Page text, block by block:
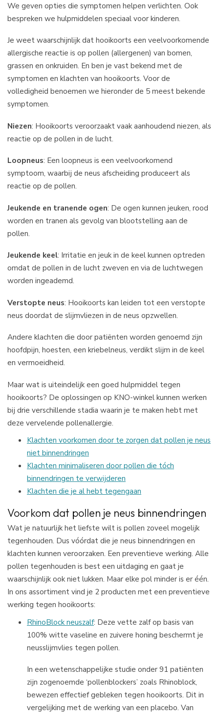
We geven opties die symptomen helpen verlichten. Ook
bespreken we hulpmiddelen speciaal voor kinderen.
Je weet waarschijnlijk dat hooikoorts een veelvoorkomende
allergische reactie is op pollen (allergenen) van bomen,
grassen en onkruiden. En ben je vast bekend met de
symptomen en klachten van hooikoorts. Voor de
volledigheid benoemen we hieronder de 5 meest bekende
symptomen.
Niezen: Hooikoorts veroorzaakt vaak aanhoudend niezen, als
reactie op de pollen in de lucht.
Loopneus: Een loopneus is een veelvoorkomend
symptoom, waarbij de neus afscheiding produceert als
reactie op de pollen.
Jeukende en tranende ogen: De ogen kunnen jeuken, rood
worden en tranen als gevolg van blootstelling aan de
pollen.
Jeukende keel: Irritatie en jeuk in de keel kunnen optreden
omdat de pollen in de lucht zweven en via de luchtwegen
worden ingeademd.
Verstopte neus: Hooikoorts kan leiden tot een verstopte
neus doordat de slijmvliezen in de neus opzwellen.
Andere klachten die door patiënten worden genoemd zijn
hoofdpijn, hoesten, een kriebelneus, verdikt slijm in de keel
en vermoeidheid.
Maar wat is uiteindelijk een goed hulpmiddel tegen
hooikoorts? De oplossingen op KNO-winkel kunnen werken
bij drie verschillende stadia waarin je te maken hebt met
deze vervelende pollenallergie.
Klachten voorkomen door te zorgen dat pollen je neus
niet binnendringen
Klachten minimaliseren door pollen die tóch
binnendringen te verwijderen
Klachten die je al hebt tegengaan
Voorkom dat pollen je neus binnendringen
Wat je natuurlijk het liefste wilt is pollen zoveel mogelijk
tegenhouden. Dus vóórdat die je neus binnendringen en
klachten kunnen veroorzaken. Een preventieve werking. Alle
pollen tegenhouden is best een uitdaging en gaat je
waarschijnlijk ook niet lukken. Maar elke pol minder is er één.
In ons assortiment vind je 2 producten met een preventieve
werking tegen hooikoorts:
RhinoBlock neuszalf: Deze vette zalf op basis van
100% witte vaseline en zuivere honing beschermt je
neusslijmvlies tegen pollen.
In een wetenschappelijke studie onder 91 patiënten
zijn zogenoemde ‘pollenblockers’ zoals Rhinoblock,
bewezen effectief gebleken tegen hooikoorts. Dit in
vergelijking met de werking van een placebo. Van